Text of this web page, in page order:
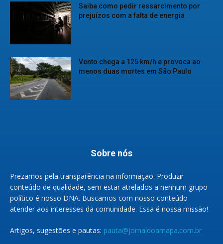
Saiba como pedir ressarcimento por
prejuízos com a falta de energia
Vento chega a 125 km/h e provoca ao
menos duas mortes em São Paulo
Sobre nós
Prezamos pela transparência na informação. Produzir
conteúdo de qualidade, sem estar atrelados a nenhum grupo
político é nosso DNA. Buscamos com nosso conteúdo
atender aos interesses da comunidade. Essa é nossa missão!
Artigos, sugestões e pautas: pauta@jornaldoamapa.com.br